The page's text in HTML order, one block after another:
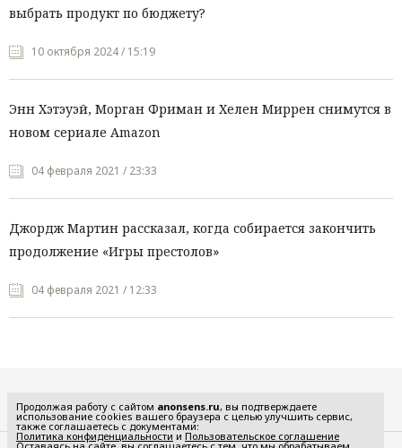
выбрать продукт по бюджету?
10 октября 2024 / 15:19
Энн Хэтэуэй, Морган Фриман и Хелен Миррен снимутся в
новом сериале Amazon
04 февраля 2021 / 23:33
Джордж Мартин рассказал, когда собирается закончить
продолжение «Игры престолов»
04 февраля 2021 / 12:33
Продолжая работу с сайтом anonsens.ru, вы подтверждаете
использование cookies вашего браузера с целью улучшить сервис,
также соглашаетесь с документами:
Политика конфиденциальности и Пользовательское соглашение